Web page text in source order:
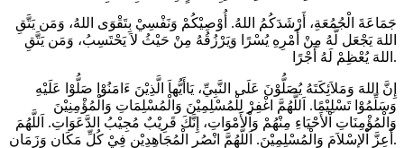
جَمَاعَةَ الْجُمُعَةِ، أَرْشَدَكُمُ اللهُ. أُوْصِيْكُمْ وَنَفْسِيْ بِتَقْوَى اللهُ، وَمَن يَتَّقِ
اللهَ يَجْعَل لَّهُ مِنْ أَمْرِهِ يُسْرًا وَيَرْزُقُهُ مِنْ حَيْثُ لاَ يَحْتَسِبُ، وَمَن يَتَّقِ
اللهَ يُعْظِمْ لَهُ أَجْرًا.
إِنَّ اللهَ وَمَلاَئِكَتَهُ يُصَلُّوْنَ عَلَى النَّبِيِّ، يَاأَيُّهاَ الَّذِيْنَ ءَامَنُوْا صَلُّوْا عَلَيْهِ
وَسَلِّمُوْا تَسْلِيْمًا. اَللَّهُمَّ اغْفِرْ لِلْمُسْلِمِيْنَ وَالْمُسْلِمَاتِ وَالْمُؤْمِنِيْنَ
وَالْمُؤْمِنَاتِ اْلأَحْيَاءِ مِنْهُمْ وَاْلأَمْوَاتِ، إِنَّكَ قَرِيْبٌ مُجِيْبُ الدَّعَوَاتِ. اَللَّهُمَ
أَعِزَّ اْلإِسْلاَمَ وَالْمُسْلِمِيْنَ. اَللَّهُمَّ انْصُرِ الْمُجَاهِدِيْنِ فِيْ كُلِّ مَكَانٍ وَزَمَانٍ.